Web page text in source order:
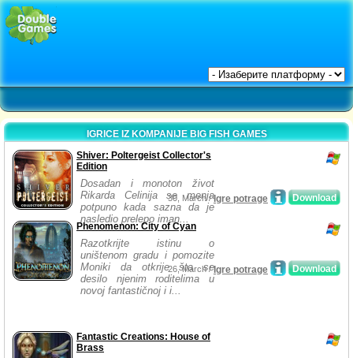
IGRICE IZ KOMPANIJE BIG FISH GAMES
Shiver: Poltergeist Collector's
Edition
Dosadan i monoton život
Rikarda Celinija se menja
potpuno kada sazna da je
nasledio prelepo iman...
Download
30, March /Igre potrage
Phenomenon: City of Cyan
Razotkrijte istinu o
uništenom gradu i pomozite
Moniki da otkrije šta se
desilo njenim roditelima u
novoj fantastičnoj i i...
Download
26, March /Igre potrage
Fantastic Creations: House of
Brass